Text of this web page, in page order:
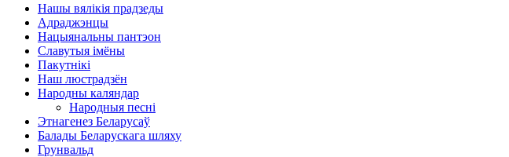
Нашы вялікія прадзеды
Адраджэнцы
Нацыянальны пантэон
Славутыя імёны
Пакутнікі
Наш люстрадзён
Народны каляндар
Народныя песні
Этнагенез Беларусаў
Балады Беларускага шляху
Грунвальд